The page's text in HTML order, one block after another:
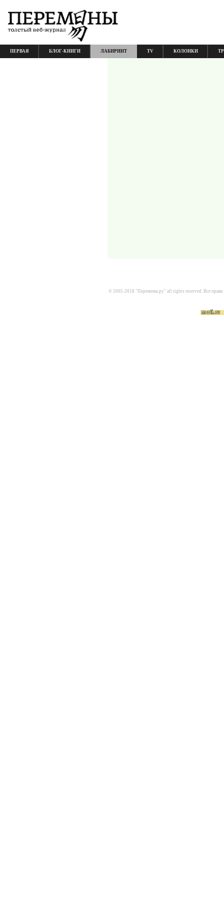
ПЕРВАЯ БЛОГ-КНИГИ ЛАБИРИНТ TV КОЛОНКИ
© 2005-2018 "Перемены.ру" all rights reserved. Все права